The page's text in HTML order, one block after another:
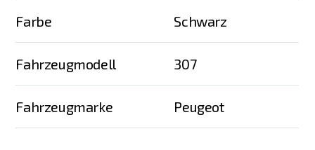
Farbe Schwarz
Fahrzeugmodell 307
Fahrzeugmarke Peugeot